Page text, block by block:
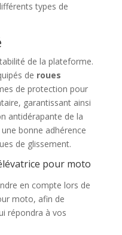
types de
de la plateforme.
de roues
de protection pour
garantissant ainsi
antidérapante de la
bonne adhérence
de glissement.
pour moto
en compte lors de
moto, afin de
répondra à vos